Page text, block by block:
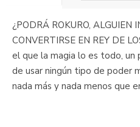
¿PODRÁ ROKURO, ALGUIEN
CONVERTIRSE EN REY DE
el que la magia lo es todo, un
de usar ningún tipo de poder
nada más y nada menos que